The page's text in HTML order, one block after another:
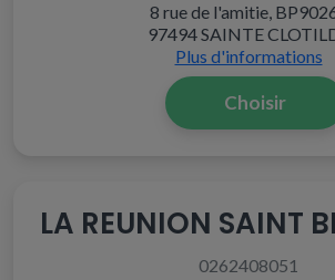
8 rue de l'amitie,
97494 SAINTE
Plus d'informations
Choisir
LA REUNION SAINT
0262408051